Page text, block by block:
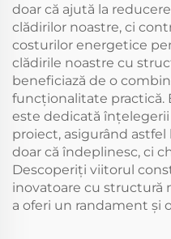
doar că ajută la
clădirilor noastre, ci
costurilor energetice
clădirile noastre cu
beneficiază de o
funcționalitate practică.
este dedicată
proiect, asigurând
doar că îndeplinesc, ci
Descoperiți viitorul
inovatoare cu structură
a oferi un randament și